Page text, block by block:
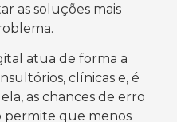
as soluções mais
atua de forma a
clínicas e, é
as chances de erro
permite que menos